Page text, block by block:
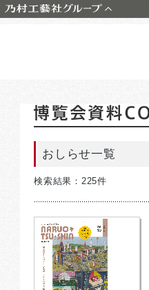
MALAYSIA SDN. BHD.
おしらせ一覧
検索結果：225件